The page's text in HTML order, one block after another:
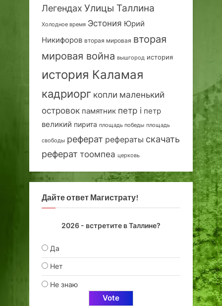
Легендах Улицы Таллина
Холодное время Эстония Юрий
Никифоров вторая мировая вторая
мировая война вышгород история
история Каламая
кадриорг копли маленький
островок памятник петр i петр
великий пирита площадь победы площадь
свободы реферат рефераты скачать
реферат тоомпеа церковь
Дайте ответ Магистрату!
2026 - встретите в Таллине?
Да
Нет
Не знаю